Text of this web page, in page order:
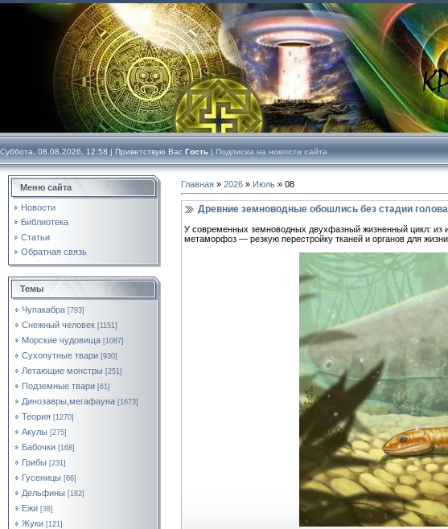
Суббота, 08.08.2026, 12:58 | Приветствую Вас Гость | Подписка на новости сайта
Меню сайта
Новости
Библиотека
Статьи
Обратная связь
Темы
Чупакабра [793]
Снежный человек [1151]
Морские чудовища [1087]
Сухопутные твари [930]
Летающие монстры [251]
Подземные твари [61]
Динозавры,мегафауна [1673]
Теория [1270]
Акулы [275]
Бабочки [168]
Грибы [231]
Гусеницы [66]
Дельфины [182]
Ежи [38]
Жуки [121]
Главная » 2026 » Июль » 08
Древние земноводные обошлись без стадии
У современных земноводных двухфазный жизненный цикл: из
метаморфоз — резкую перестройку тканей и органов для